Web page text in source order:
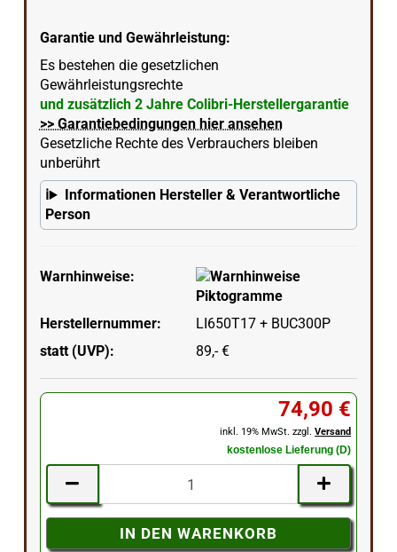
Garantie und Gewährleistung:
Es bestehen die gesetzlichen
Gewährleistungsrechte
und zusätzlich 2 Jahre Colibri-Herstellergarantie
>> Garantiebedingungen hier ansehen
Gesetzliche Rechte des Verbrauchers bleiben
unberührt
Informationen Hersteller & Verantwortliche
Person
Warnhinweise:
Herstellernummer:
LI650T17 + BUC300P
statt (UVP):
89,- €
74,90 €
inkl. 19% MwSt. zzgl.Versand
kostenlose Lieferung (D)